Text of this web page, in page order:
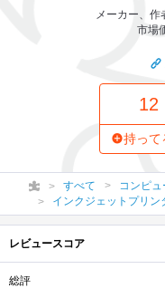
メーカー、作
市場
12
持って
すべて コンピュ
インクジェットプリン
レビュースコア
総評